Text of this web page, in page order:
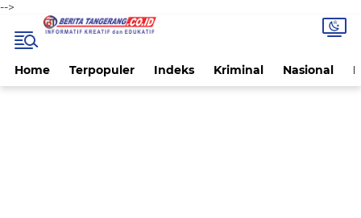
-->
Home Terpopuler Indeks Kriminal Nasional